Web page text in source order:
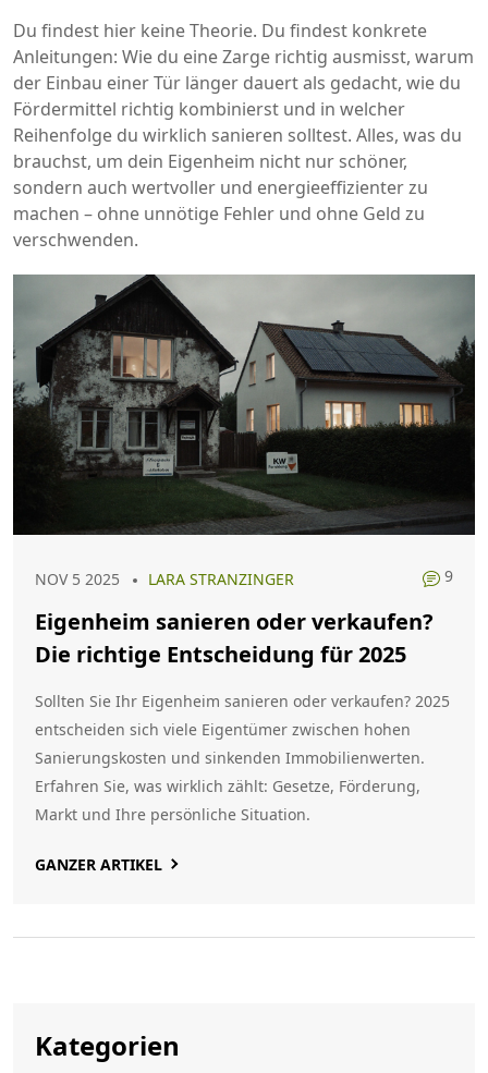
Du findest hier keine Theorie. Du findest konkrete
Anleitungen: Wie du eine Zarge richtig ausmisst, warum
der Einbau einer Tür länger dauert als gedacht, wie du
Fördermittel richtig kombinierst und in welcher
Reihenfolge du wirklich sanieren solltest. Alles, was du
brauchst, um dein Eigenheim nicht nur schöner,
sondern auch wertvoller und energieeffizienter zu
machen – ohne unnötige Fehler und ohne Geld zu
verschwenden.
NOV 5 2025 LARA STRANZINGER 9
Eigenheim sanieren oder verkaufen?
Die richtige Entscheidung für 2025
Sollten Sie Ihr Eigenheim sanieren oder verkaufen? 2025
entscheiden sich viele Eigentümer zwischen hohen
Sanierungskosten und sinkenden Immobilienwerten.
Erfahren Sie, was wirklich zählt: Gesetze, Förderung,
Markt und Ihre persönliche Situation.
GANZER ARTIKEL
Kategorien